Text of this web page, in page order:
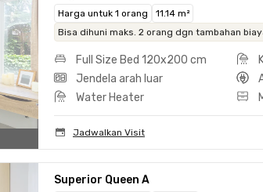
Harga untuk 1 orang
11.14 m²
Bisa dihuni maks. 2 orang dgn tambahan
Full Size Bed 120x200 cm
Jendela arah luar
Water Heater
Jadwalkan Visit
Superior Queen A